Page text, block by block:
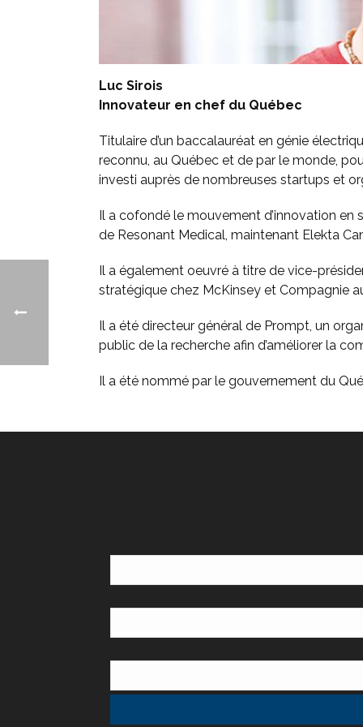
Luc Sirois
Innovateur en chef du Québec
Titulaire d’un baccalauréat en génie
reconnu, au Québec et de par le monde,
investi auprès de nombreuses startups et
Il a cofondé le mouvement d’innovation en
de Resonant Medical, maintenant Elekta
Il a également oeuvré à titre de vice-
stratégique chez McKinsey et Compagnie
Il a été directeur général de Prompt, un
public de la recherche afin d’améliorer la
Il a été nommé par le gouvernement du